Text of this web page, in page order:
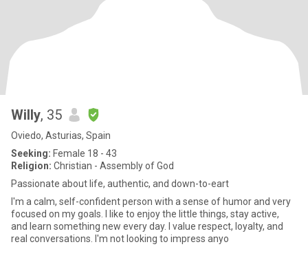
Willy, 35
Oviedo, Asturias, Spain
Seeking: Female 18 - 43
Religion: Christian - Assembly of God
Passionate about life, authentic, and down-to-eart
I'm a calm, self-confident person with a sense of humor and very
focused on my goals. I like to enjoy the little things, stay active,
and learn something new every day. I value respect, loyalty, and
real conversations. I'm not looking to impress anyo